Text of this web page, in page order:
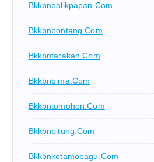
Bkkbnbalikpapan.com
Bkkbnbontang.com
Bkkbntarakan.com
Bkkbnbima.com
Bkkbntomohon.com
Bkkbnbitung.com
Bkkbnkotamobagu.com